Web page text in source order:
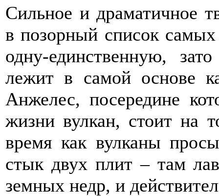
Сильное и драматичное
в позорный список
одну-единственную,
лежит в самой основе
Анжелес, посередине
жизни вулкан, стоит на
время как вулканы
стык двух плит – там
земных недр, и